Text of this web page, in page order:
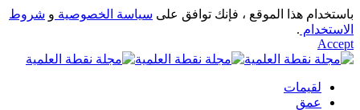
باستخدام هذا الموقع ، فإنك توافق على سياسة الخصوصية و شروط
الاستخدام .
Accept
لقيمات
عمق